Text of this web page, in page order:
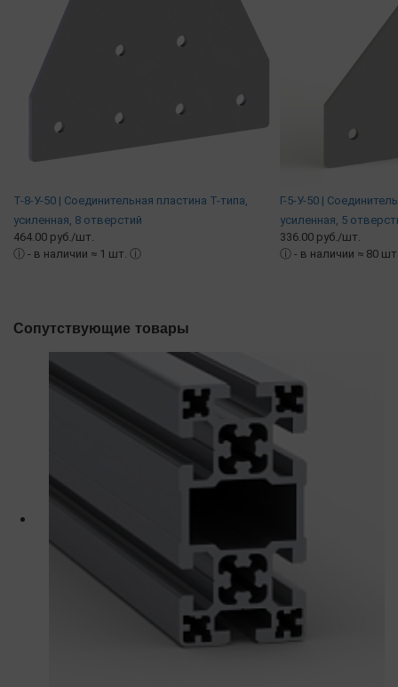
Т-8-У-50 | Соединительная пластина Т-типа,
усиленная, 8 отверстий
464.00 руб./шт.
ⓘ - в наличии ≈ 1 шт. ⓘ
Г-5-У-50 |
усиленная, 5
336.00 руб./шт.
ⓘ - в наличии ≈ 80
Сопутствующие товары